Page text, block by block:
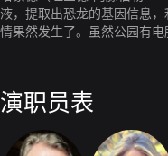
液，提取出恐龙的基因信息
情果然发生了。虽然公园有
演职员表